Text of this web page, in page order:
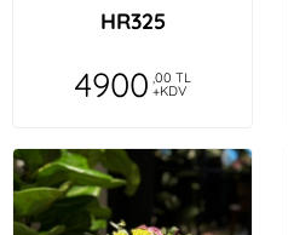
HR325
4900 ,00 TL
+KDV